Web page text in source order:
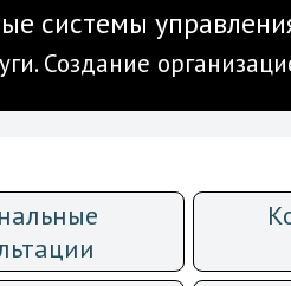
системы
Создание